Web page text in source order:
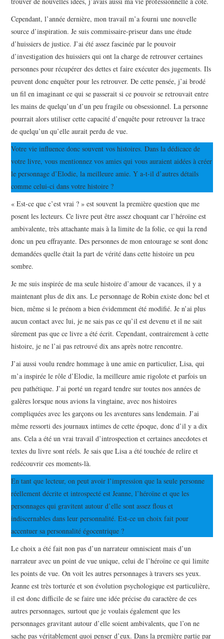
Cependant, l’année dernière, mon travail m’a fourni une nouvelle
source d’inspiration. Je suis commissaire-priseur dans une étude
d’huissiers de justice. J’ai été assez fascinée par le pouvoir
d’investigation des huissiers qui ont la charge de retrouver certaines
personnes pour récupérer des dettes et faire exécuter des jugements. Ils
peuvent donc enquêter pour les retrouver. De cette pensée, j’ai brodé
un fil en imaginant ce qui se passerait si ce pouvoir se retrouvait entre
les mains de quelqu’un d’un peu fragile ou obsessionnel. La personne
pourrait alors utiliser cette capacité d’enquête pour retrouver la trace
de quelqu’un qu’elle aurait perdu de vue.
Votre vie influence donc souvent vos histoires. Dans la dédicace de
votre livre, vous mentionnez vos amies qui vous auraient aidées à créer
le personnage d’Elodie, la meilleure amie. Y a-t-il d’autres détails
comme celui-ci dans votre histoire ?
« Est-ce que c’est vrai ? » est souvent la première question que me
posent les lecteurs. Ce livre peut être assez choquant car l’héroïne est
ambivalente, très attachante mais à la limite de la folie, ce qui la rend
donc un peu effrayante. Des personnes de mon entourage se sont donc
demandées quelle était la part de vérité dans cette histoire un peu
sombre.
Je me suis inspirée de ma seule histoire d’amour de vacances, il y a
maintenant plus de dix ans. Le personnage de Robin existe donc bel et
bien, même si le prénom a bien évidemment été modifié. Je n’ai plus
aucun contact avec lui, je ne sais pas ce qu’il est devenu et il ne sait
sûrement pas que ce livre a été écrit. Cependant, contrairement à cette
histoire, je ne l’ai pas retrouvé dix ans après notre rencontre.
J’ai aussi voulu rendre hommage à une amie en particulier, Lisa, qui
m’a inspirée le rôle d’Elodie, la meilleure amie rigolote et parfois un
peu pathétique. J’ai porté un regard tendre sur toutes nos années de
galères lorsque nous avions la vingtaine, avec nos histoires
compliquées avec les garçons ou les aventures sans lendemain. J’ai
même ressorti des journaux intimes de cette époque, donc d’il y a dix
ans. Cela a été un vrai travail d’introspection et certaines anecdotes et
textes du livre sont réels. Je sais que Lisa a été touchée de relire et
redécouvrir ces moments-là.
En tant que lecteur, on peut avoir l’impression que la seule personne
réellement décrite et introspecté est Jeanne, l’héroïne et que les
personnages qui gravitent autour d’elle sont assez flous et
indiscernables dans leur personnalité. Est-ce un choix fait pour
accentuer sa personnalité égocentrique ?
Le choix a été fait non pas d’un narrateur omniscient mais d’un
narrateur avec un point de vue unique, celui de l’héroïne ce qui limite
les points de vue. On voit les autres personnages à travers ses yeux.
Jeanne est très torturée et son évolution psychologique est particulière,
il est donc difficile de se faire une idée précise du caractère de ces
autres personnages, surtout que je voulais également que les
personnages gravitant autour d’elle soient ambivalents, que l’on ne
sache pas véritablement quoi penser d’eux. Dans la première partie par